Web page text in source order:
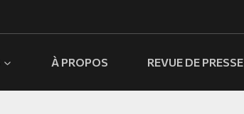
À PROPOS REVUE DE PRESSE